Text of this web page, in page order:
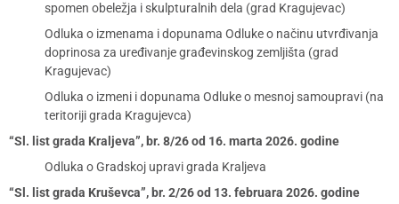
spomen obeležja i skulpturalnih dela (grad Kragujevac)
Odluka o izmenama i dopunama Odluke o načinu utvrđivanja
doprinosa za uređivanje građevinskog zemljišta (grad
Kragujevac)
Odluka o izmeni i dopunama Odluke o mesnoj samoupravi (na
teritoriji grada Kragujevca)
“Sl. list grada Kraljeva”, br. 8/26 od 16. marta 2026. godine
Odluka o Gradskoj upravi grada Kraljeva
“Sl. list grada Kruševca”, br. 2/26 od 13. februara 2026. godine